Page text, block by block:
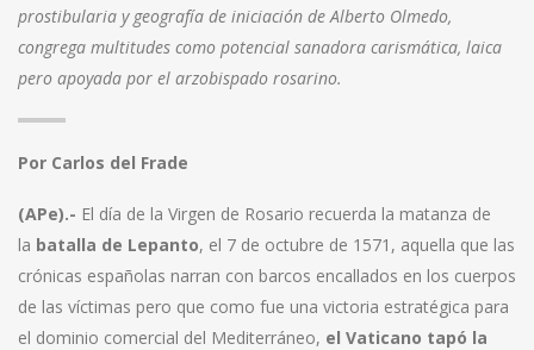
prostibularia y geografía de iniciación de Alberto Olmedo,
congrega multitudes como potencial sanadora carismática, laica
pero apoyada por el arzobispado rosarino.
Por Carlos del Frade
(APe).- El día de la Virgen de Rosario recuerda la matanza de
la batalla de Lepanto, el 7 de octubre de 1571, aquella que las
crónicas españolas narran con barcos encallados en los cuerpos
de las víctimas pero que como fue una victoria estratégica para
el dominio comercial del Mediterráneo, el Vaticano tapó la